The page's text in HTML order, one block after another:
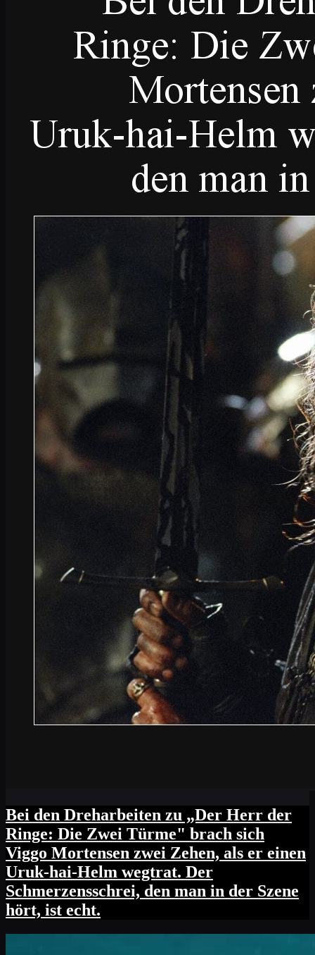
Bei den Dreharbeiten zu „Der Herr der
Ringe: Die Zwei Türme" brach sich
Viggo Mortensen zwei Zehen, als er einen
Uruk-hai-Helm wegtrat. Der
Schmerzensschrei, den man in der Szene
hört, ist echt.